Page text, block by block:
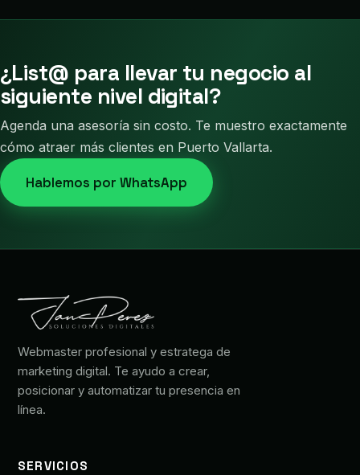
¿List@ para llevar tu negocio al
siguiente nivel digital?
Agenda una asesoría sin costo. Te muestro exactamente
cómo atraer más clientes en Puerto Vallarta.
Hablemos por WhatsApp
Webmaster profesional y estratega de
marketing digital. Te ayudo a crear,
posicionar y automatizar tu presencia en
línea.
SERVICIOS